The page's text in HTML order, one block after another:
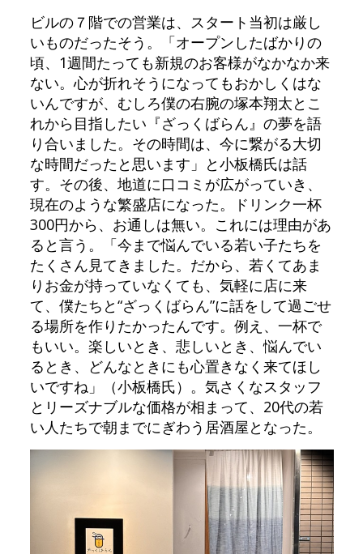
ビルの７階での営業は、スタート当初は厳し
いものだったそう。「オープンしたばかりの
頃、1週間たっても新規のお客様がなかなか来
ない。心が折れそうになってもおかしくはな
いんですが、むしろ僕の右腕の塚本翔太とこ
れから目指したい『ざっくばらん』の夢を語
り合いました。その時間は、今に繋がる大切
な時間だったと思います」と小板橋氏は話
す。その後、地道に口コミが広がっていき、
現在のような繁盛店になった。ドリンク一杯
300円から、お通しは無い。これには理由があ
ると言う。「今まで悩んでいる若い子たちを
たくさん見てきました。だから、若くてあま
りお金が持っていなくても、気軽に店に来
て、僕たちと“ざっくばらん”に話をして過ごせ
る場所を作りたかったんです。例え、一杯で
もいい。楽しいとき、悲しいとき、悩んでい
るとき、どんなときにも心置きなく来てほし
いですね」（小板橋氏）。気さくなスタッフ
とリーズナブルな価格が相まって、20代の若
い人たちで朝までにぎわう居酒屋となった。